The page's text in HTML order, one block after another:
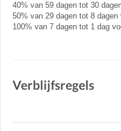
40% van 59 dagen tot 30
50% van 29 dagen tot 8
100% van 7 dagen tot 1 dag
Verblijfsregels